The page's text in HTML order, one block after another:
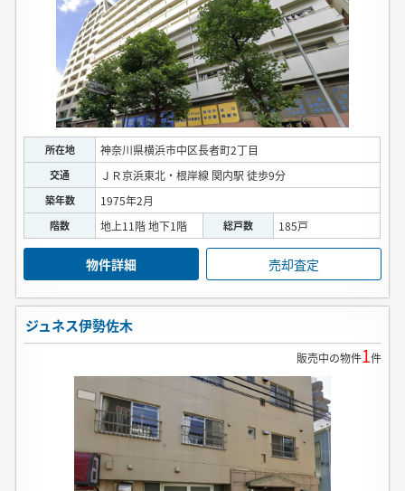
所在地 神奈川県横浜市中区長者町2丁目
交通 ＪＲ京浜東北・根岸線 関内駅 徒歩9分
築年数 1975年2月
階数 地上11階 地下1階 総戸数 185戸
物件詳細 売却査定
ジュネス伊勢佐木
販売中の物件1件